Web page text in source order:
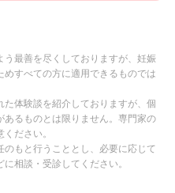
最善を尽くしておりますが、妊娠
すべての方に適用できるものでは
体験談を紹介しておりますが、個
あるものとは限りません。専門家の
ださい。
もと行うこととし、必要に応じて
相談・受診してください。